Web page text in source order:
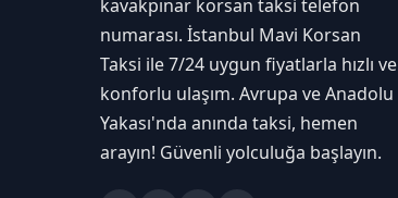
kavakpınar korsan taksi telefon
numarası. İstanbul Mavi Korsan
Taksi ile 7/24 uygun fiyatlarla hızlı ve
konforlu ulaşım. Avrupa ve Anadolu
Yakası'nda anında taksi, hemen
arayın! Güvenli yolculuğa başlayın.